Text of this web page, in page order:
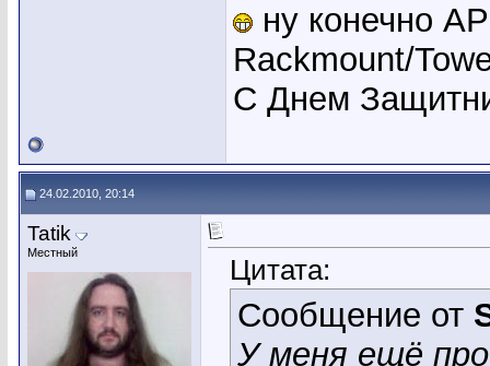
ну конечно
Rackmount/
С Днем
24.02.2010, 20:14
Tatik
Местный
Цитата:
Сообщение от
У меня ещё